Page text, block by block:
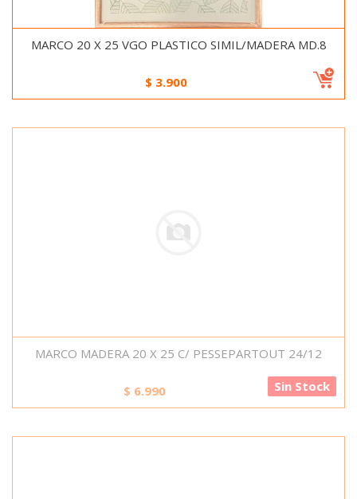
MARCO 20 X 25 VGO PLASTICO SIMIL/MADERA MD.8
$ 3.900
MARCO MADERA 20 X 25 C/ PESSEPARTOUT 24/12
$ 6.990 Sin Stock